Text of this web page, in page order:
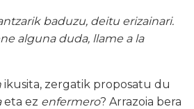
baduzu, deitu erizainari.
alguna duda, llame a la
ikusita, zergatik proposatu du
eta ez enfermero? Arrazoia bera